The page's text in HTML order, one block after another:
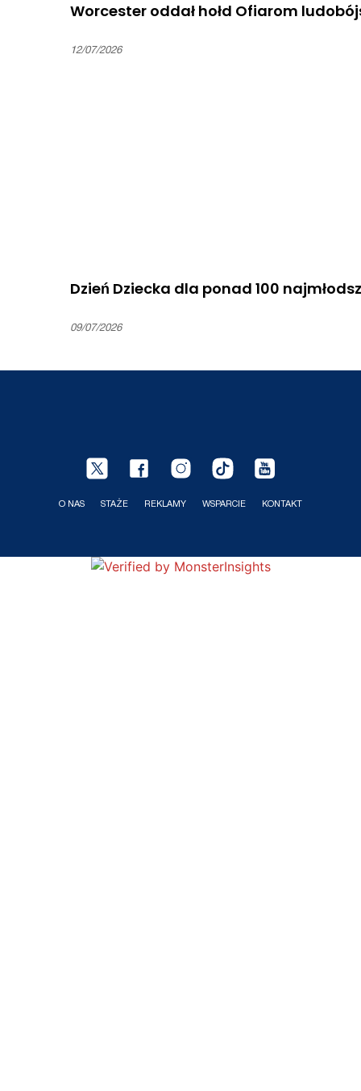
Worcester oddał hołd Ofiarom
12/07/2026
Dzień Dziecka dla ponad 100
09/07/2026
O NAS STAŻE REKLAMY WSPARCIE KONTAKT